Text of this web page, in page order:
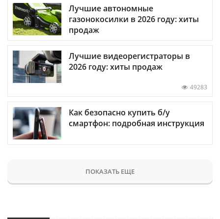
Лучшие автономные
газонокосилки в 2026 году: хиты
продаж
Лучшие видеорегистраторы в
2026 году: хиты продаж
49283
Как безопасно купить б/у
смартфон: подробная инструкция
ПОКАЗАТЬ ЕЩЕ